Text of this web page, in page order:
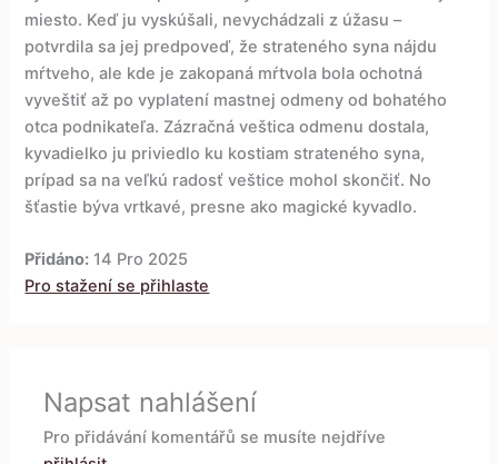
miesto. Keď ju vyskúšali, nevychádzali z úžasu –
potvrdila sa jej predpoveď, že strateného syna nájdu
mŕtveho, ale kde je zakopaná mŕtvola bola ochotná
vyveštiť až po vyplatení mastnej odmeny od bohatého
otca podnikateľa. Zázračná veštica odmenu dostala,
kyvadielko ju priviedlo ku kostiam strateného syna,
prípad sa na veľkú radosť veštice mohol skončiť. No
šťastie býva vrtkavé, presne ako magické kyvadlo.
Přidáno: 14 Pro 2025
Pro stažení se přihlaste
Napsat nahlášení
Pro přidávání komentářů se musíte nejdříve